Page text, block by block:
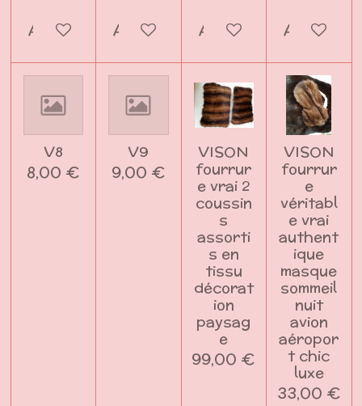
Ajouter au panierAjouter au panierAjouter au panier
Ajouter
V8
8,00 €
V9
9,00 €
VISON
fourrur
e vrai 2
coussin
s
assorti
s en
tissu
décorat
ion
paysag
e
99,00 €
VISON
fourrur
e
véritabl
e vrai
authent
ique
masque
sommeil
nuit
avion
aéropor
t chic
luxe
33,00 €